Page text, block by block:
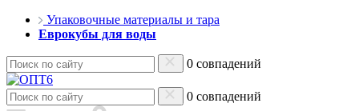
Упаковочные материалы и тара
Еврокубы для воды
0 совпадений
0 совпадений